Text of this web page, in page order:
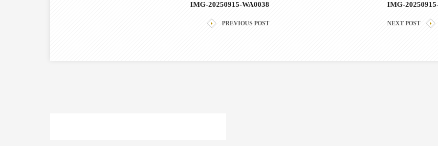
IMG-20250915-WA0038
PREVIOUS POST
IMG-
NEXT POST